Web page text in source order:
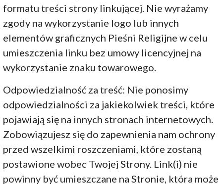
formatu treści strony linkującej. Nie wyrażamy
zgody na wykorzystanie logo lub innych
elementów graficznych Pieśni Religijne w celu
umieszczenia linku bez umowy licencyjnej na
wykorzystanie znaku towarowego.
Odpowiedzialność za treść: Nie ponosimy
odpowiedzialności za jakiekolwiek treści, które
pojawiają się na innych stronach internetowych.
Zobowiązujesz się do zapewnienia nam ochrony
przed wszelkimi roszczeniami, które zostaną
postawione wobec Twojej Strony. Link(i) nie
powinny być umieszczane na Stronie, która może